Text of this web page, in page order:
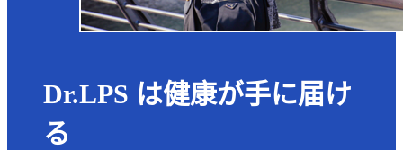
Dr.LPS は健康が手に届け
る